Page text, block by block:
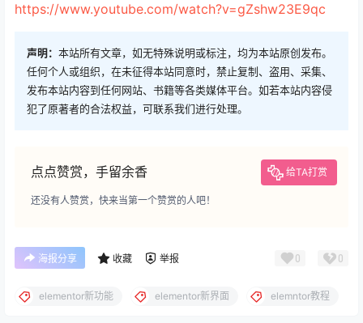
https://www.youtube.com/watch?v=gZshw23E9qc
声明： 本站所有文章，如无特殊说明或标注，均为本站原创发布。
任何个人或组织，在未征得本站同意时，禁止复制、盗用、采集、
发布本站内容到任何网站、书籍等各类媒体平台。如若本站内容侵
犯了原著者的合法权益，可联系我们进行处理。
点点赞赏，手留余香 给TA打赏
还没有人赞赏，快来当第一个赞赏的人吧！
海报分享 收藏 举报 0 0
elementor新功能 elementor新界面 elemntor教程